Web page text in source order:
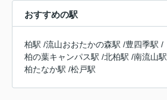
おすすめの駅
柏駅 /流山おおたかの森駅 /豊四季駅 /
柏の葉キャンパス駅 /北柏駅 /南流山駅
柏たなか駅 /松戸駅